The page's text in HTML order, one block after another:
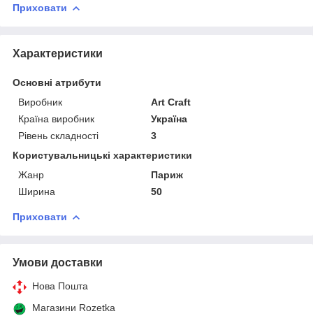
Приховати
Характеристики
Основні атрибути
Виробник
Art Craft
Країна виробник
Україна
Рівень складності
3
Користувальницькі характеристики
Жанр
Париж
Ширина
50
Приховати
Умови доставки
Нова Пошта
Магазини Rozetka